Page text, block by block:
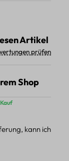
Artikel
prüfen
Shop
kann ich